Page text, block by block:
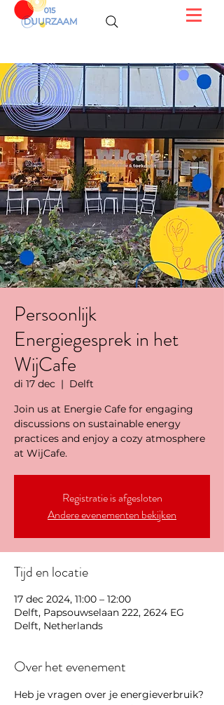
Persoonlijk
Energiegesprek in het
WijCafe
di 17 dec
  |
Delft
Join us at Energie Cafe for engaging
discussions on sustainable energy
practices and enjoy a cozy atmosphere
at WijCafe.
Registratie is afgesloten
Andere evenementen bekijken
Tijd en locatie
17 dec 2024, 11:00 – 12:00
Delft, Papsouwselaan 222, 2624 EG
Delft, Netherlands
Over het evenement
Heb je vragen over je energieverbruik?